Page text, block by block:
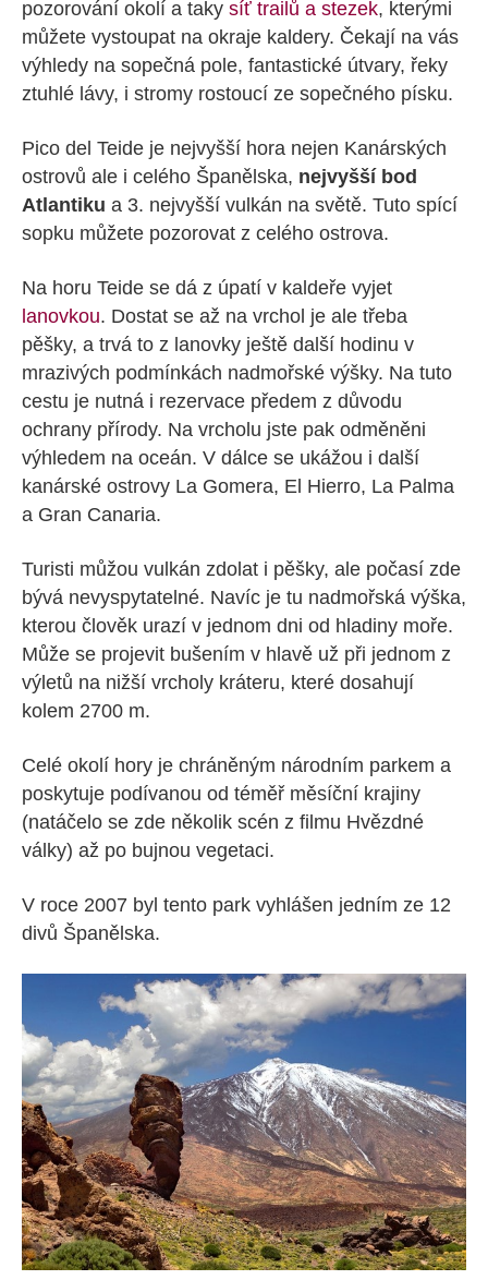
pozorování okolí a taky síť trailů a stezek, kterými
můžete vystoupat na okraje kaldery. Čekají na vás
výhledy na sopečná pole, fantastické útvary, řeky
ztuhlé lávy, i stromy rostoucí ze sopečného písku.
Pico del Teide je nejvyšší hora nejen Kanárských
ostrovů ale i celého Španělska, nejvyšší bod
Atlantiku a 3. nejvyšší vulkán na světě. Tuto spící
sopku můžete pozorovat z celého ostrova.
Na horu Teide se dá z úpatí v kaldeře vyjet
lanovkou. Dostat se až na vrchol je ale třeba
pěšky, a trvá to z lanovky ještě další hodinu v
mrazivých podmínkách nadmořské výšky. Na tuto
cestu je nutná i rezervace předem z důvodu
ochrany přírody. Na vrcholu jste pak odměněni
výhledem na oceán. V dálce se ukážou i další
kanárské ostrovy La Gomera, El Hierro, La Palma
a Gran Canaria.
Turisti můžou vulkán zdolat i pěšky, ale počasí zde
bývá nevyspytatelné. Navíc je tu nadmořská výška,
kterou člověk urazí v jednom dni od hladiny moře.
Může se projevit bušením v hlavě už při jednom z
výletů na nižší vrcholy kráteru, které dosahují
kolem 2700 m.
Celé okolí hory je chráněným národním parkem a
poskytuje podívanou od téměř měsíční krajiny
(natáčelo se zde několik scén z filmu Hvězdné
války) až po bujnou vegetaci.
V roce 2007 byl tento park vyhlášen jedním ze 12
divů Španělska.